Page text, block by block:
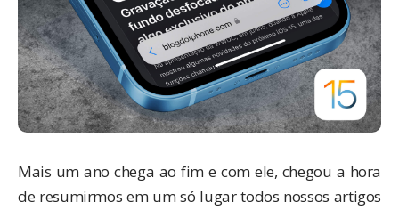
Mais um ano chega ao fim e com ele, chegou a hora
de resumirmos em um só lugar todos nossos artigos